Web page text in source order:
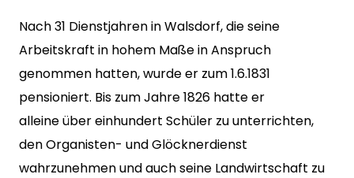
Nach 31 Dienstjahren in Walsdorf, die seine
Arbeitskraft in hohem Maße in Anspruch
genommen hatten, wurde er zum 1.6.1831
pensioniert. Bis zum Jahre 1826 hatte er
alleine über einhundert Schüler zu unterrichten,
den Organisten- und Glöcknerdienst
wahrzunehmen und auch seine Landwirtschaft zu